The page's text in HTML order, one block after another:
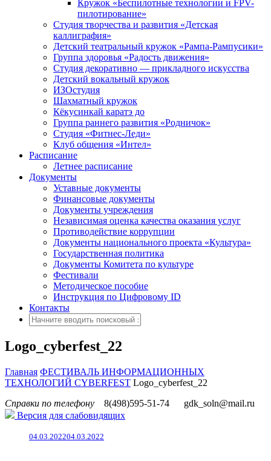
Кружок «Беспилотные технологии и FPV-
пилотирование»
Студия творчества и развития «Детская
каллиграфия»
Детский театральный кружок «Рампа-Рампусики»
Группа здоровья «Радость движения»
Студия декоративно — прикладного искусства
Детский вокальный кружок
ИЗОстудия
Шахматный кружок
Кёкусинкай каратэ до
Группа раннего развития «Родничок»
Cтудия «Фитнес-Леди»
Клуб общения «Интел»
Расписание
Летнее расписание
Документы
Уставные документы
Финансовые документы
Документы учреждения
Независимая оценка качества оказания услуг
Противодействие коррупции
Документы национального проекта «Культура»
Государственная политика
Документы Комитета по культуре
Фестивали
Методическое пособие
Инструкция по Цифровому ID
Контакты
Logo_cyberfest_22
Главная ФЕСТИВАЛЬ ИНФОРМАЦИОННЫХ
ТЕХНОЛОГИЙ CYBERFEST Logo_cyberfest_22
Справки по телефону
8(498)595-51-74
gdk_soln@mail.ru
Версия для слабовидящих
04.03.202204.03.2022